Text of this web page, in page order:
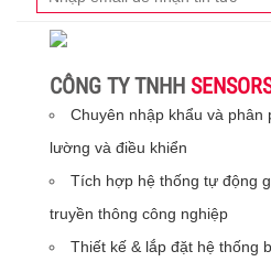
CÔNG TY TNHH
Chuyên nhập khẩu và phân
lường và điều khiển
Tích hợp hệ thống tự động
truyền thông công nghiệp
Thiết kế & lắp đặt hệ thống